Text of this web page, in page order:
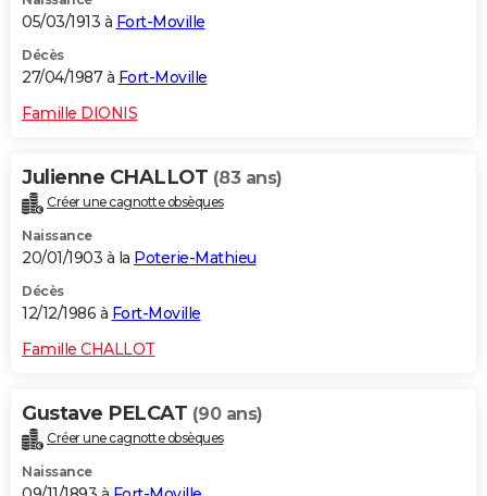
05/03/1913 à Fort-Moville
Décès
27/04/1987 à Fort-Moville
Famille DIONIS
Julienne CHALLOT (83 ans)
Créer une cagnotte obsèques
Naissance
20/01/1903 à la Poterie-Mathieu
Décès
12/12/1986 à Fort-Moville
Famille CHALLOT
Gustave PELCAT (90 ans)
Créer une cagnotte obsèques
Naissance